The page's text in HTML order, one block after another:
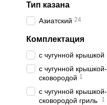
Тип казана
Азиатский 24
Комплектация
с чугунной крышкой
с чугунной крышкой-
сковородой 1
с чугунной крышкой-
сковородой гриль
1